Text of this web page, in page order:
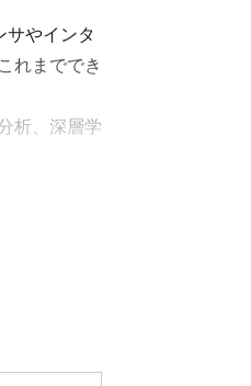
やインタ
れまででき
析、深層学
た統計・
の一通りを